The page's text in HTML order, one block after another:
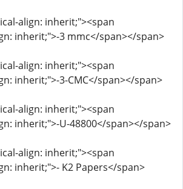
align: inherit;"><span
inherit;">-3 mmc</span></span>
align: inherit;"><span
inherit;">-3-CMC</span></span>
align: inherit;"><span
inherit;">-U-48800</span></span>
align: inherit;"><span
inherit;">- K2 Papers</span>